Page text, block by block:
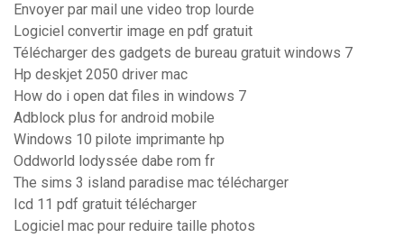
Envoyer par mail une video trop lourde
Logiciel convertir image en pdf gratuit
Télécharger des gadgets de bureau gratuit windows 7
Hp deskjet 2050 driver mac
How do i open dat files in windows 7
Adblock plus for android mobile
Windows 10 pilote imprimante hp
Oddworld lodyssée dabe rom fr
The sims 3 island paradise mac télécharger
Icd 11 pdf gratuit télécharger
Logiciel mac pour reduire taille photos